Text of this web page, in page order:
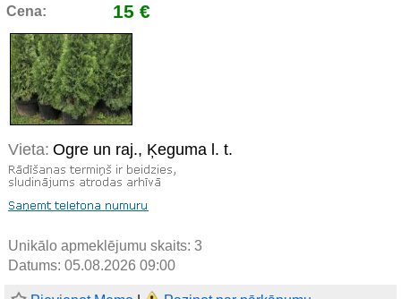
Cena: 15 €
Vieta: Ogre un raj., Ķeguma l. t.
Unikālo apmeklējumu skaits: 3
Datums: 05.08.2026 09:00